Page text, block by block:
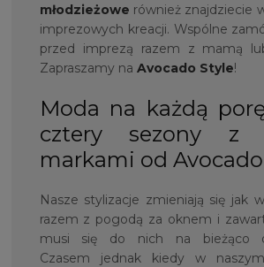
młodzieżowe również znajdziecie
imprezowych kreacji. Wspólne
przed imprezą razem z mamą
Zapraszamy na Avocado Style!
Moda na każdą
cztery sezony z
markami od
Nasze stylizacje zmieniają się jak
razem z pogodą za oknem i
musi się do nich na bieżąco
Czasem jednak kiedy w